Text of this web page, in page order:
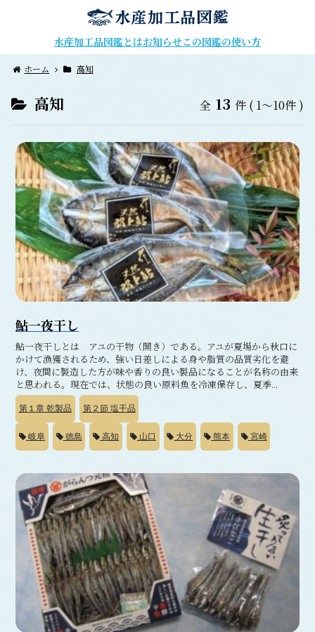
水産加工品図鑑とはお知らせこの図鑑の使い方
ホーム 高知
高知 全 13 件 ( 1～10件 )
鮎一夜干し
鮎一夜干しとは アユの干物（開き）である。アユが夏場から秋口に
かけて漁獲されるため、強い日差しによる身や脂質の品質劣化を避
け、夜間に製造した方が味や香りの良い製品になることが名称の由来
と思われる。現在では、状態の良い原料魚を冷凍保存し、夏季...
第１章 乾製品 第２節塩干品
岐阜 徳島 高知 山口 大分 熊本 宮崎